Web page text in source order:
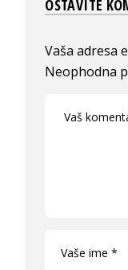
OSTAVITE
Vaša adresa
Neophodna